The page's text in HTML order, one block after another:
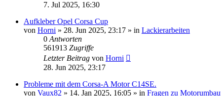
7. Jul 2025, 16:30
Aufkleber Opel Corsa Cup
von Horni » 28. Jun 2025, 23:17 » in Lackierarbeiten
0 Antworten
561913 Zugriffe
Letzter Beitrag von Horni
28. Jun 2025, 23:17
Probleme mit dem Corsa-A Motor C14SE.
von Vaux82 » 14. Jan 2025, 16:05 » in Fragen zu